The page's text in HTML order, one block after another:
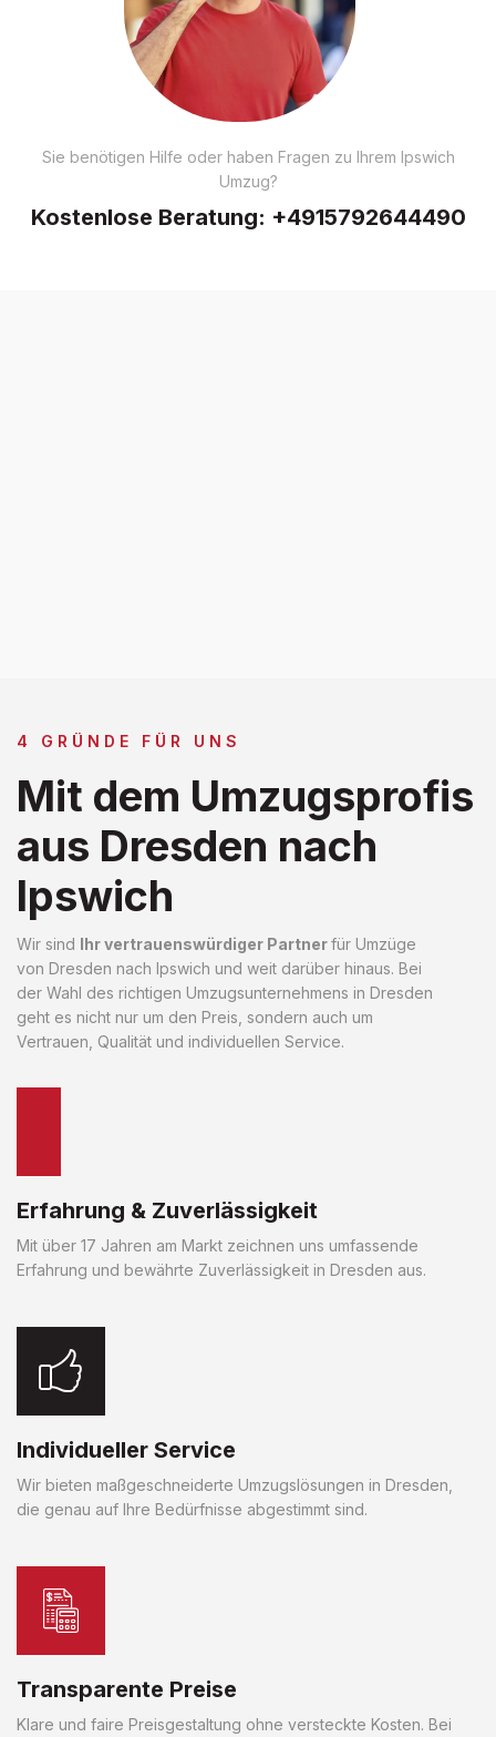
Sie benötigen Hilfe oder haben Fragen zu Ihrem Ipswich
Umzug?
Kostenlose Beratung: +4915792644490
4 GRÜNDE FÜR UNS
Mit dem Umzugsprofis
aus Dresden nach
Ipswich
Wir sind Ihr vertrauenswürdiger Partnerfür Umzüge
von Dresden nach Ipswich und weit darüber hinaus. Bei
der Wahl des richtigen Umzugsunternehmens in Dresden
geht es nicht nur um den Preis, sondern auch um
Vertrauen, Qualität und individuellen Service.
Erfahrung & Zuverlässigkeit
Mit über 17 Jahren am Markt zeichnen uns umfassende
Erfahrung und bewährte Zuverlässigkeit in Dresden aus.
Individueller Service
Wir bieten maßgeschneiderte Umzugslösungen in Dresden,
die genau auf Ihre Bedürfnisse abgestimmt sind.
Transparente Preise
Klare und faire Preisgestaltung ohne versteckte Kosten. Bei